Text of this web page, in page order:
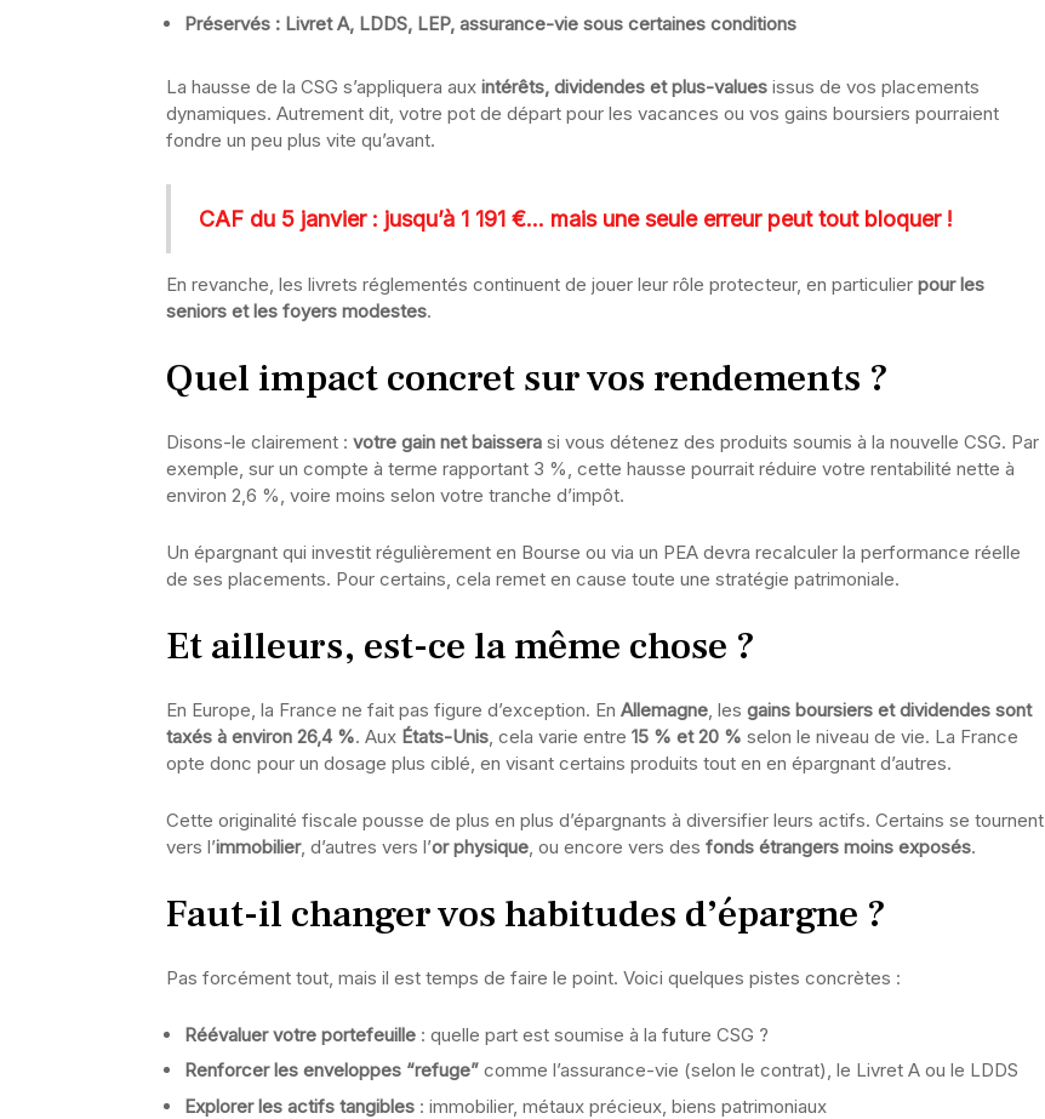
Préservés : Livret A, LDDS, LEP, assurance-vie sous certaines conditions
La hausse de la CSG s’appliquera aux intérêts, dividendes et plus-values issus de vos placements
dynamiques. Autrement dit, votre pot de départ pour les vacances ou vos gains boursiers pourraient
fondre un peu plus vite qu’avant.
CAF du 5 janvier : jusqu’à 1 191 €… mais une seule erreur peut tout bloquer !
En revanche, les livrets réglementés continuent de jouer leur rôle protecteur, en particulier pour les
seniors et les foyers modestes.
Quel impact concret sur vos rendements ?
Disons-le clairement : votre gain net baissera si vous détenez des produits soumis à la nouvelle CSG. Par
exemple, sur un compte à terme rapportant 3 %, cette hausse pourrait réduire votre rentabilité nette à
environ 2,6 %, voire moins selon votre tranche d’impôt.
Un épargnant qui investit régulièrement en Bourse ou via un PEA devra recalculer la performance réelle
de ses placements. Pour certains, cela remet en cause toute une stratégie patrimoniale.
Et ailleurs, est-ce la même chose ?
En Europe, la France ne fait pas figure d’exception. En Allemagne , les gains boursiers et dividendes sont
taxés à environ 26,4 %. Aux États-Unis , cela varie entre 15 % et 20 % selon le niveau de vie. La France
opte donc pour un dosage plus ciblé, en visant certains produits tout en en épargnant d’autres.
Cette originalité fiscale pousse de plus en plus d’épargnants à diversifier leurs actifs. Certains se tournent
vers l’immobilier, d’autres vers l’or physique , ou encore vers des fonds étrangers moins exposés.
Faut-il changer vos habitudes d’épargne ?
Pas forcément tout, mais il est temps de faire le point. Voici quelques pistes concrètes :
Réévaluer votre portefeuille : quelle part est soumise à la future CSG ?
Renforcer les enveloppes “refuge” comme l’assurance-vie (selon le contrat), le Livret A ou le LDDS
Explorer les actifs tangibles : immobilier, métaux précieux, biens patrimoniaux